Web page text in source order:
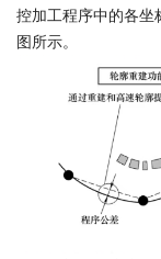
控加工程序中的各坐
图所示。